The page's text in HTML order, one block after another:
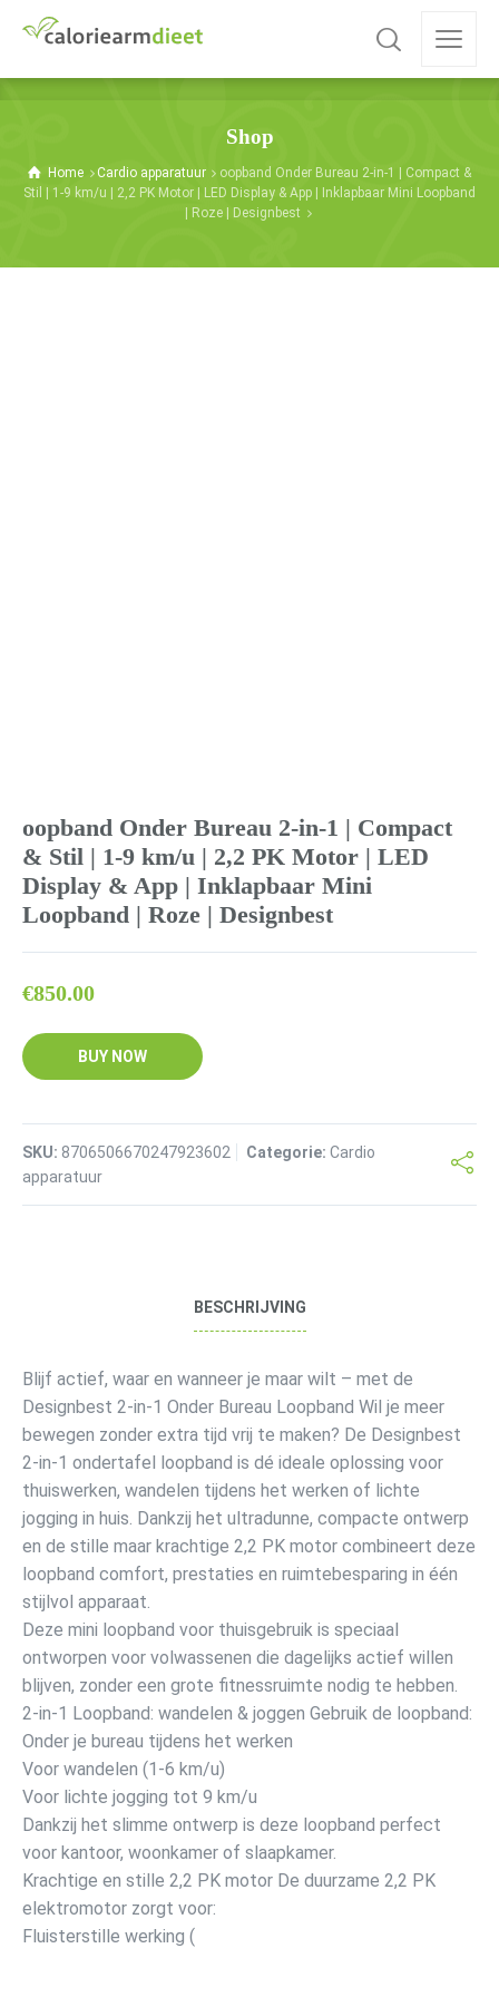
Shop
Home Cardio apparatuur
oopband Onder Bureau 2-in-1 | Compact &
Stil | 1-9 km/u | 2,2 PK Motor | LED Display & App | Inklapbaar Mini Loopband
| Roze | Designbest
oopband Onder Bureau 2-in-1 | Compact
& Stil | 1-9 km/u | 2,2 PK Motor | LED
Display & App | Inklapbaar Mini
Loopband | Roze | Designbest
€850.00
BUY NOW
SKU: 8706506670247923602 Categorie: Cardio
apparatuur
BESCHRIJVING
Blijf actief, waar en wanneer je maar wilt – met de
Designbest 2-in-1 Onder Bureau Loopband Wil je meer
bewegen zonder extra tijd vrij te maken? De Designbest
2-in-1 ondertafel loopband is dé ideale oplossing voor
thuiswerken, wandelen tijdens het werken of lichte
jogging in huis. Dankzij het ultradunne, compacte ontwerp
en de stille maar krachtige 2,2 PK motor combineert deze
loopband comfort, prestaties en ruimtebesparing in één
stijlvol apparaat.
Deze mini loopband voor thuisgebruik is speciaal
ontworpen voor volwassenen die dagelijks actief willen
blijven, zonder een grote fitnessruimte nodig te hebben.
2-in-1 Loopband: wandelen & joggen Gebruik de loopband:
Onder je bureau tijdens het werken
Voor wandelen (1-6 km/u)
Voor lichte jogging tot 9 km/u
Dankzij het slimme ontwerp is deze loopband perfect
voor kantoor, woonkamer of slaapkamer.
Krachtige en stille 2,2 PK motor De duurzame 2,2 PK
elektromotor zorgt voor:
Fluisterstille werking (